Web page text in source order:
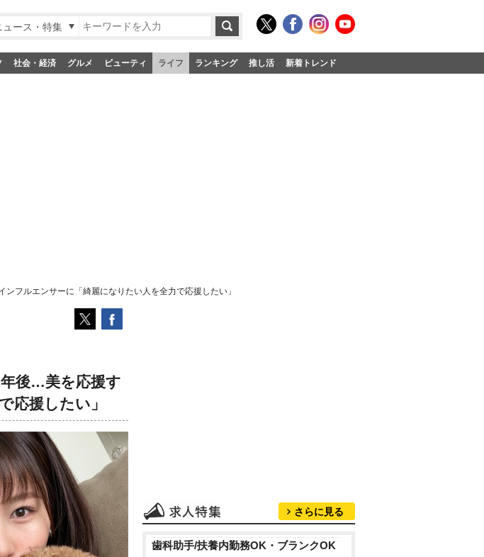
ュース・特集
社会・経済 グルメ ビューティ ライフ ランキング 推し活 新着トレンド
フルエンサーに「綺麗になりたい人を全力で応援したい」
後…美を応援す
応援したい」
さらに見る
歯科助手/扶養内勤務OK・ブランクOK